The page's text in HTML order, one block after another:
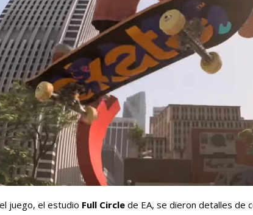
juego, el estudio Full Circle de EA, se dieron detalles de